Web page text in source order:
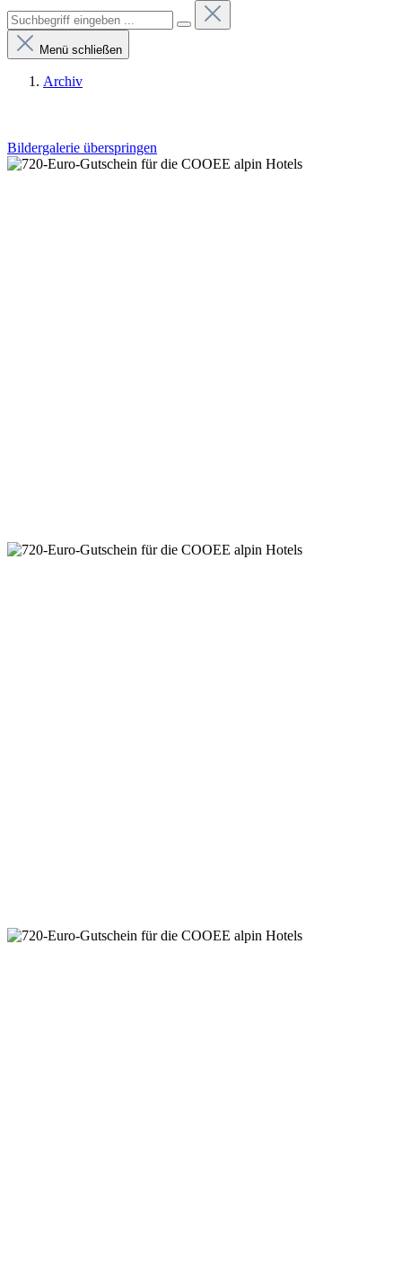
Menü schließen
Archiv
Bildergalerie überspringen